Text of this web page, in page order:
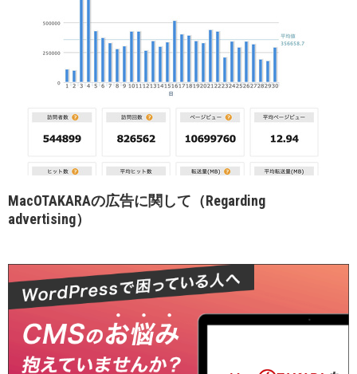
MacOTAKARAの広告に関して（Regarding
advertising）